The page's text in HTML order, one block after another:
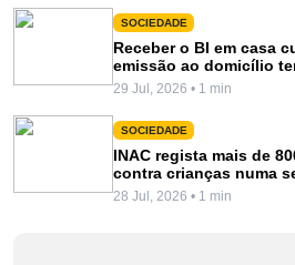
SOCIEDADE
Receber o BI em casa
emissão ao domicílio
29 Jul, 2026 • 1 min
SOCIEDADE
INAC regista mais de
contra crianças numa
28 Jul, 2026 • 1 min